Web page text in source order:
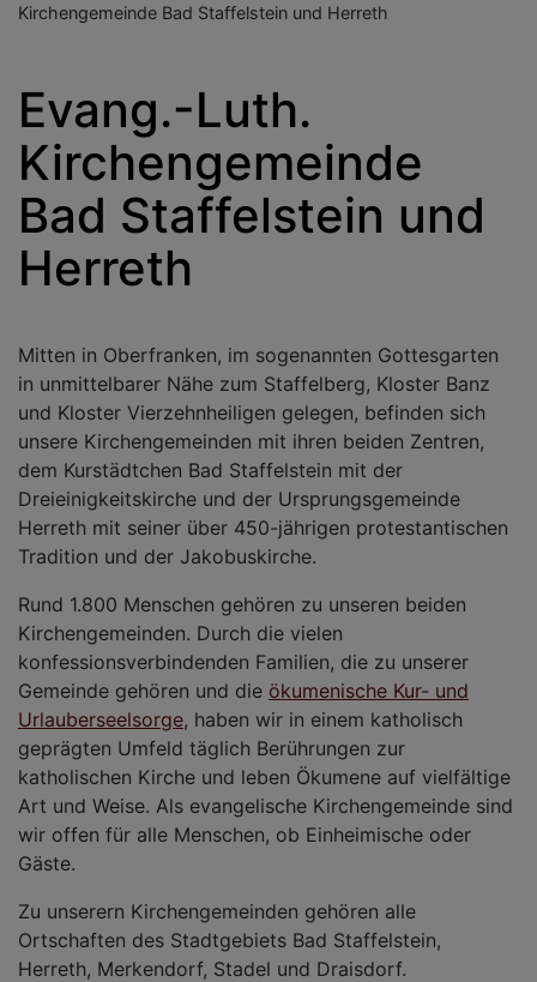
Kirchengemeinde Bad Staffelstein und Herreth
Evang.-Luth.
Kirchengemeinde
Bad Staffelstein und
Herreth
Mitten in Oberfranken, im sogenannten Gottesgarten
in unmittelbarer Nähe zum Staffelberg, Kloster Banz
und Kloster Vierzehnheiligen gelegen, befinden sich
unsere Kirchengemeinden mit ihren beiden Zentren,
dem Kurstädtchen Bad Staffelstein mit der
Dreieinigkeitskirche und der Ursprungsgemeinde
Herreth mit seiner über 450-jährigen protestantischen
Tradition und der Jakobuskirche.
Rund 1.800 Menschen gehören zu unseren beiden
Kirchengemeinden. Durch die vielen
konfessionsverbindenden Familien, die zu unserer
Gemeinde gehören und die ökumenische Kur- und
Urlauberseelsorge, haben wir in einem katholisch
geprägten Umfeld täglich Berührungen zur
katholischen Kirche und leben Ökumene auf vielfältige
Art und Weise. Als evangelische Kirchengemeinde sind
wir offen für alle Menschen, ob Einheimische oder
Gäste.
Zu unserern Kirchengemeinden gehören alle
Ortschaften des Stadtgebiets Bad Staffelstein,
Herreth, Merkendorf, Stadel und Draisdorf.